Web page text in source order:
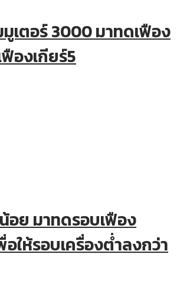
เตอร์ 3000 มาทดเฟือง
องเกียร์5
อย มาทดรอบเฟือง
อให้รอบเครื่องต่ำลงกว่า